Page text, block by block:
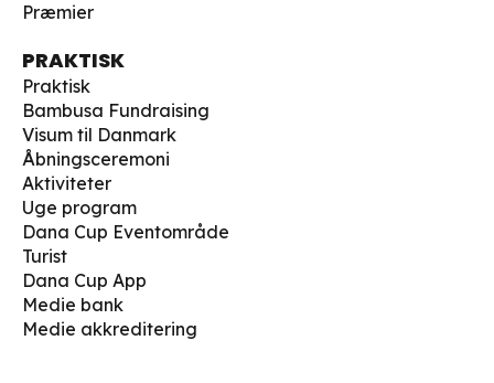
Præmier
PRAKTISK
Praktisk
Bambusa Fundraising
Visum til Danmark
Åbningsceremoni
Aktiviteter
Uge program
Dana Cup Eventområde
Turist
Dana Cup App
Medie bank
Medie akkreditering